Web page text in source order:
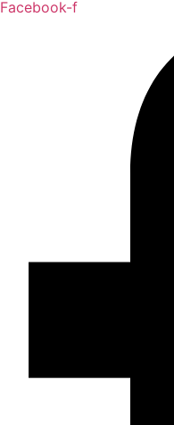
Facebook-f